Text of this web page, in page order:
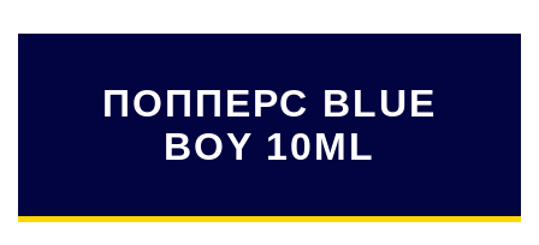
ПОППЕРС BLUE
BOY 10ML